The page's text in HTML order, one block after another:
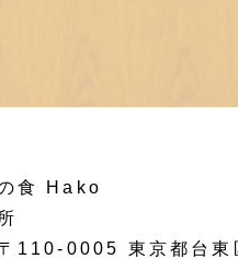
食 Hako
110-0005 東京都台東